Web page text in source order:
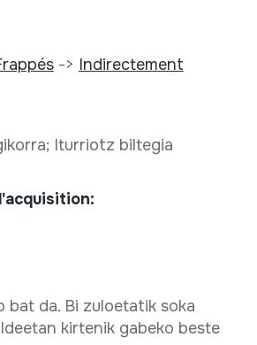
-> Indirectement
Iturriotz biltegia
bat da. Bi zuloetatik soka
kirtenik gabeko beste